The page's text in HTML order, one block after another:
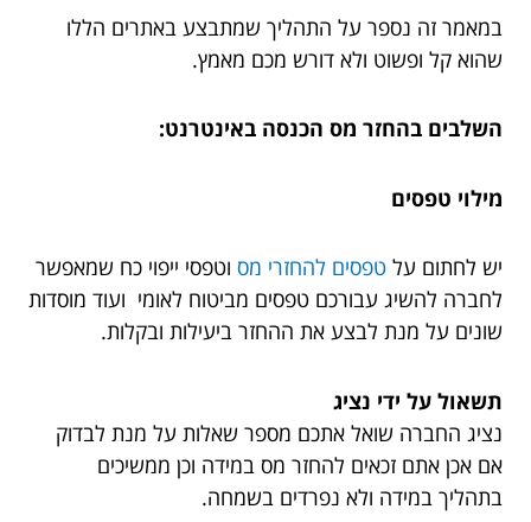
במאמר זה נספר על התהליך שמתבצע באתרים הללו
שהוא קל ופשוט ולא דורש מכם מאמץ.
השלבים בהחזר מס הכנסה באינטרנט:
מילוי טפסים
יש לחתום על טפסים להחזרי מס וטפסי ייפוי כח שמאפשר
לחברה להשיג עבורכם טפסים מביטוח לאומי ועוד מוסדות
שונים על מנת לבצע את ההחזר ביעילות ובקלות.
תשאול על ידי נציג
נציג החברה שואל אתכם מספר שאלות על מנת לבדוק
אם אכן אתם זכאים להחזר מס במידה וכן ממשיכים
בתהליך במידה ולא נפרדים בשמחה.